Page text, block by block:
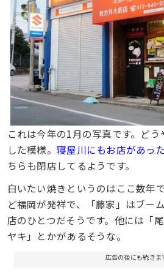
これは今年の1月の写真です。ど
した模様。 寝屋川にもお店があっ
ちらも閉店してるようです。
白いたい焼きというのはここ数年
ど福岡が発祥で、「藤家」はブー
店のひとつだそうです。他には「
ヤキ」とかがあるそうな。
広告の後にも続きま